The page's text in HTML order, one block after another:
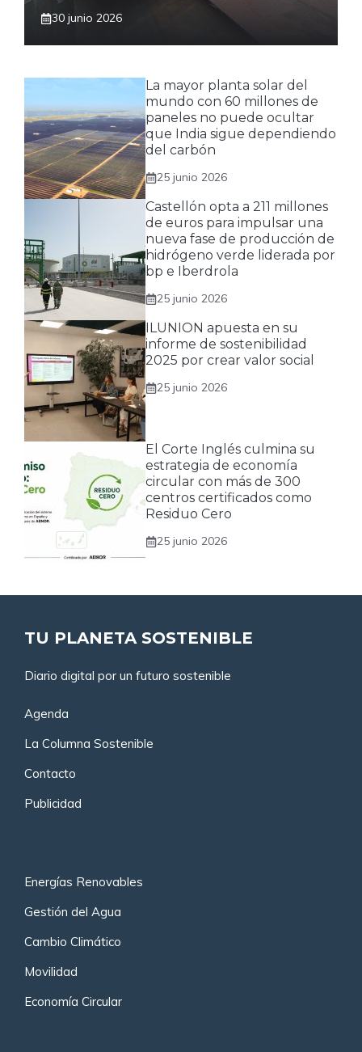
30 junio 2026
La mayor planta solar del
mundo con 60 millones de
paneles no puede ocultar
que India sigue dependiendo
del carbón
25 junio 2026
Castellón opta a 211 millones
de euros para impulsar una
nueva fase de producción de
hidrógeno verde liderada por
bp e Iberdrola
25 junio 2026
ILUNION apuesta en su
informe de sostenibilidad
2025 por crear valor social
25 junio 2026
El Corte Inglés culmina su
estrategia de economía
circular con más de 300
centros certificados como
Residuo Cero
25 junio 2026
TU PLANETA SOSTENIBLE
Diario digital por un futuro sostenible
Agenda
La Columna Sostenible
Contacto
Publicidad
Energías Renovables
Gestión del Agua
Cambio Climático
Movilidad
Economía Circular